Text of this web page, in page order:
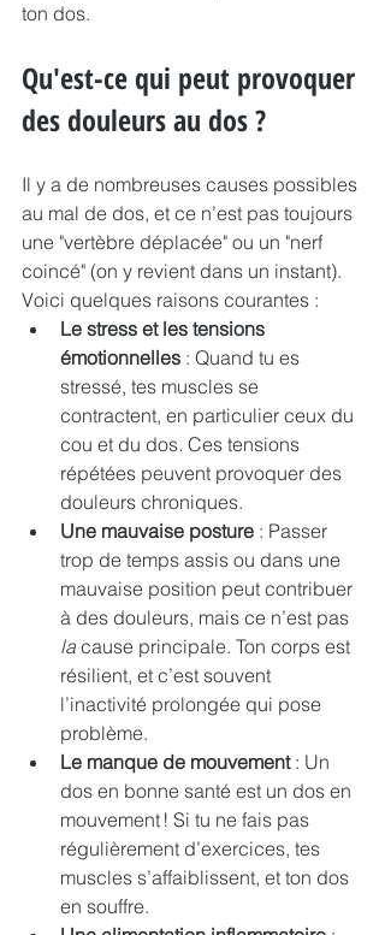
ton dos.
Qu'est-ce qui peut provoquer
des douleurs au dos ?
Il y a de nombreuses causes possibles
au mal de dos, et ce n’est pas toujours
une "vertèbre déplacée" ou un "nerf
coincé" (on y revient dans un instant).
Voici quelques raisons courantes :
Le stress et les tensions
émotionnelles : Quand tu es
stressé, tes muscles se
contractent, en particulier ceux du
cou et du dos. Ces tensions
répétées peuvent provoquer des
douleurs chroniques.
Une mauvaise posture : Passer
trop de temps assis ou dans une
mauvaise position peut contribuer
à des douleurs, mais ce n’est pas
la cause principale. Ton corps est
résilient, et c’est souvent
l’inactivité prolongée qui pose
problème.
Le manque de mouvement : Un
dos en bonne santé est un dos en
mouvement ! Si tu ne fais pas
régulièrement d’exercices, tes
muscles s’affaiblissent, et ton dos
en souffre.